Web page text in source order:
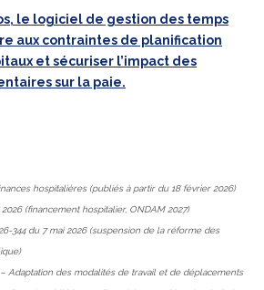
le logiciel de gestion des temps
aux contraintes de planification
et sécuriser l’impact des
sur la paie.
hospitalières (publiés à partir du 18 février 2026)
(financement hospitalier, ONDAM 2027)
344 du 7 mai 2026 (suspension de la réforme des
Adaptation des modalités de travail et de déplacements